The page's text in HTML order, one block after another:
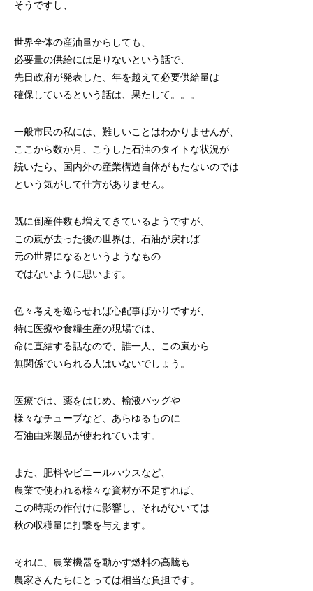
そうですし、
世界全体の産油量からしても、
必要量の供給には足りないという話で、
先日政府が発表した、年を越えて必要供給量は
確保しているという話は、果たして。。。
一般市民の私には、難しいことはわかりませんが、
ここから数か月、こうした石油のタイトな状況が
続いたら、国内外の産業構造自体がもたないのでは
という気がして仕方がありません。
既に倒産件数も増えてきているようですが、
この嵐が去った後の世界は、石油が戻れば
元の世界になるというようなもの
ではないように思います。
色々考えを巡らせれば心配事ばかりですが、
特に医療や食糧生産の現場では、
命に直結する話なので、誰一人、この嵐から
無関係でいられる人はいないでしょう。
医療では、薬をはじめ、輸液バッグや
様々なチューブなど、あらゆるものに
石油由来製品が使われています。
また、肥料やビニールハウスなど、
農業で使われる様々な資材が不足すれば、
この時期の作付けに影響し、それがひいては
秋の収穫量に打撃を与えます。
それに、農業機器を動かす燃料の高騰も
農家さんたちにとっては相当な負担です。